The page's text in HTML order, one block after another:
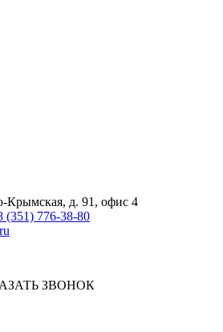
Крымская, д. 91, офис 4
(351) 776-38-80
ЗВОНОК